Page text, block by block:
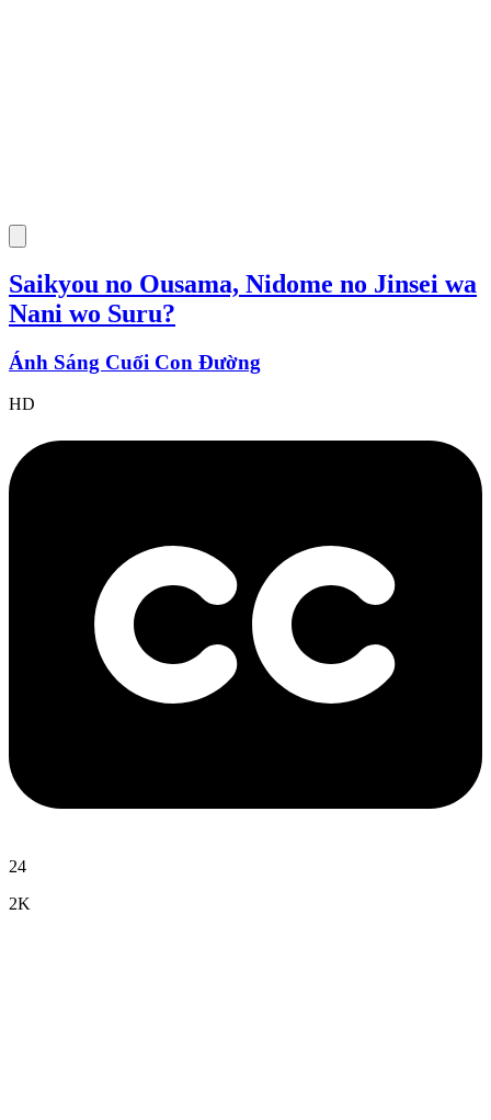
Saikyou no Ousama, Nidome no Jinsei wa
Nani wo Suru?
Ánh Sáng Cuối Con Đường
HD
24
2K